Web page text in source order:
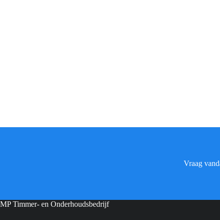
Vraag
MP Timmer- en Onderhoudsbedrijf